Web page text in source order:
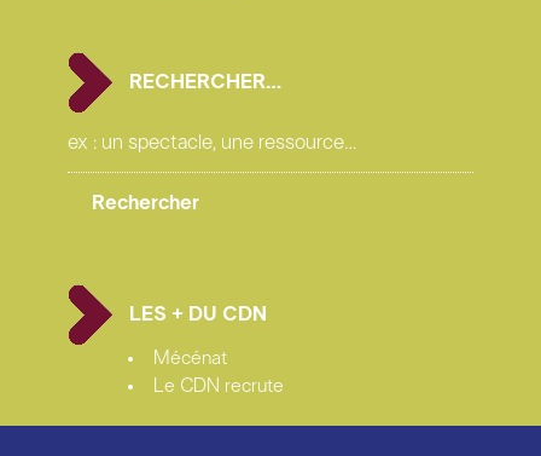
RECHERCHER…
LES + DU CDN
Mécénat
Le CDN recrute